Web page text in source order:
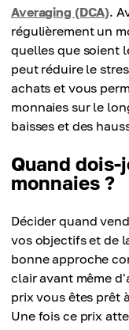
Averaging (DCA).
régulièrement un
quelles que soient
peut réduire le
achats et vous
monnaies sur le
baisses et des
Quand
monnaies ?
Décider quand
vos objectifs et de
bonne approche
clair avant même
prix vous êtes prêt
Une fois ce prix